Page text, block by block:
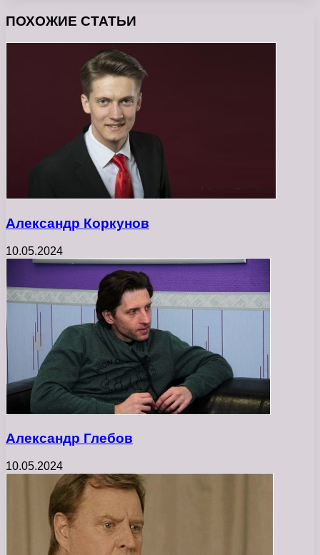
ПОХОЖИЕ СТАТЬИ
Александр Коркунов
10.05.2024
Александр Глебов
10.05.2024